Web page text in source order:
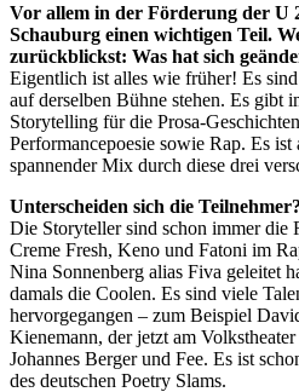
Vor allem in der Förderung der U
Schauburg einen wichtigen Teil.
zurückblickst: Was hat sich
Eigentlich ist alles wie früher! Es
auf derselben Bühne stehen. Es gibt
Storytelling für die Prosa-
Performancepoesie sowie Rap. Es
spannender Mix durch diese drei
Unterscheiden sich die Teilnehmer?
Die Storyteller sind schon immer die
Creme Fresh, Keno und Fatoni im
Nina Sonnenberg alias Fiva geleitet
damals die Coolen. Es sind viele
hervorgegangen – zum Beispiel
Kienemann, der jetzt am
Johannes Berger und Fee. Es ist
des deutschen Poetry Slams.